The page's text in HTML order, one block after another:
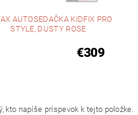
AUTOSEDAČKA KIDFIX PRO
STYLE, DUSTY ROSE
€309
kto napíše príspevok k tejto položke.